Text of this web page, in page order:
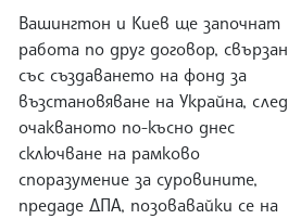
Вашингтон и Киев ще започнат
работа по друг договор, свързан
със създаването на фонд за
възстановяване на Украйна, след
очакваното по-късно днес
сключване на рамково
споразумение за суровините,
предаде ДПА, позовавайки се на